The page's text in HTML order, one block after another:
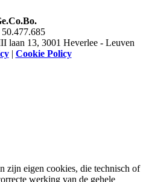
laan 13, 3001 Heverlee - Leuven
| Cookie Policy
zijn eigen cookies, die technisch of
werking van de gehele